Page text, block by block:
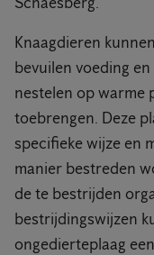
Knaagdieren
bevuilen voeding
nestelen op warme
toebrengen. Deze
specifieke wijze en
manier bestreden
de te bestrijden
bestrijdingswijzen
ongedierteplaag